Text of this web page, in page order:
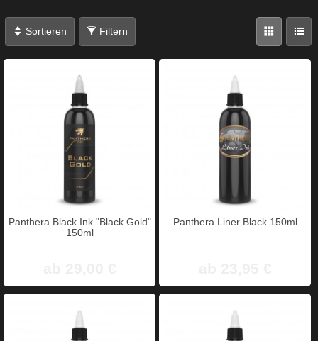
Sortieren Filtern
Panthera Black Ink "Black Gold"
150ml
Panthera Liner Black 150ml